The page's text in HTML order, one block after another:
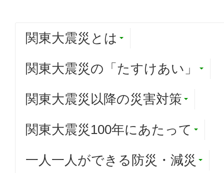
関東大震災とは
関東大震災の「たすけあい」
関東大震災以降の災害対策
関東大震災100年にあたって
一人一人ができる防災・減災